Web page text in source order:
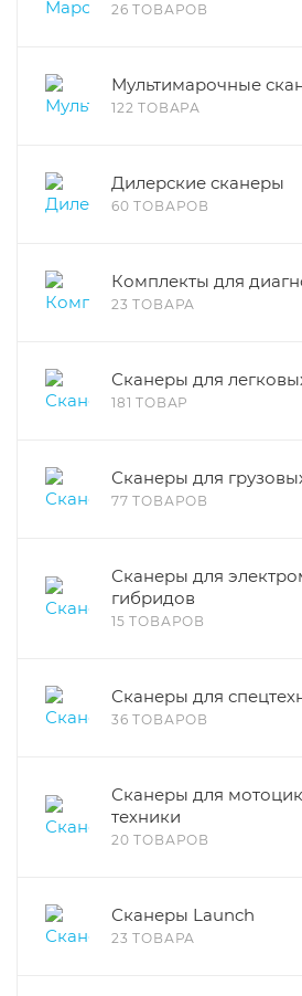
26 ТОВАРОВ
Мультимарочные
122 ТОВАРА
Дилерские сканеры
60 ТОВАРОВ
Комплекты для
23 ТОВАРА
Сканеры для
181 ТОВАР
Сканеры для
77 ТОВАРОВ
Сканеры для
гибридов
15 ТОВАРОВ
Сканеры для
36 ТОВАРОВ
Сканеры для
техники
20 ТОВАРОВ
Сканеры Launch
23 ТОВАРА